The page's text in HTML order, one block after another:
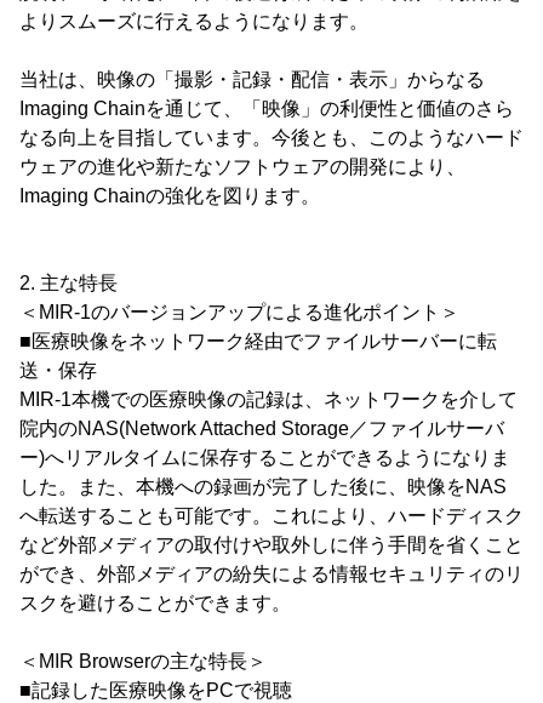
よりスムーズに行えるようになります。
当社は、映像の「撮影・記録・配信・表示」からなる
Imaging Chainを通じて、「映像」の利便性と価値のさら
なる向上を目指しています。今後とも、このようなハード
ウェアの進化や新たなソフトウェアの開発により、
Imaging Chainの強化を図ります。
2. 主な特長
＜MIR-1のバージョンアップによる進化ポイント＞
■医療映像をネットワーク経由でファイルサーバーに転
送・保存
MIR-1本機での医療映像の記録は、ネットワークを介して
院内のNAS(Network Attached Storage／ファイルサーバ
ー)へリアルタイムに保存することができるようになりま
した。また、本機への録画が完了した後に、映像をNAS
へ転送することも可能です。これにより、ハードディスク
など外部メディアの取付けや取外しに伴う手間を省くこと
ができ、外部メディアの紛失による情報セキュリティのリ
スクを避けることができます。
＜MIR Browserの主な特長＞
■記録した医療映像をPCで視聴